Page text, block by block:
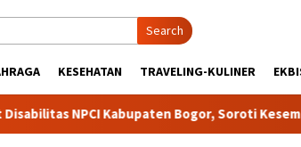
Search
KESEHATAN TRAVELING-KULINER
NPCI Kabupaten Bogor, Soroti Kesempatan